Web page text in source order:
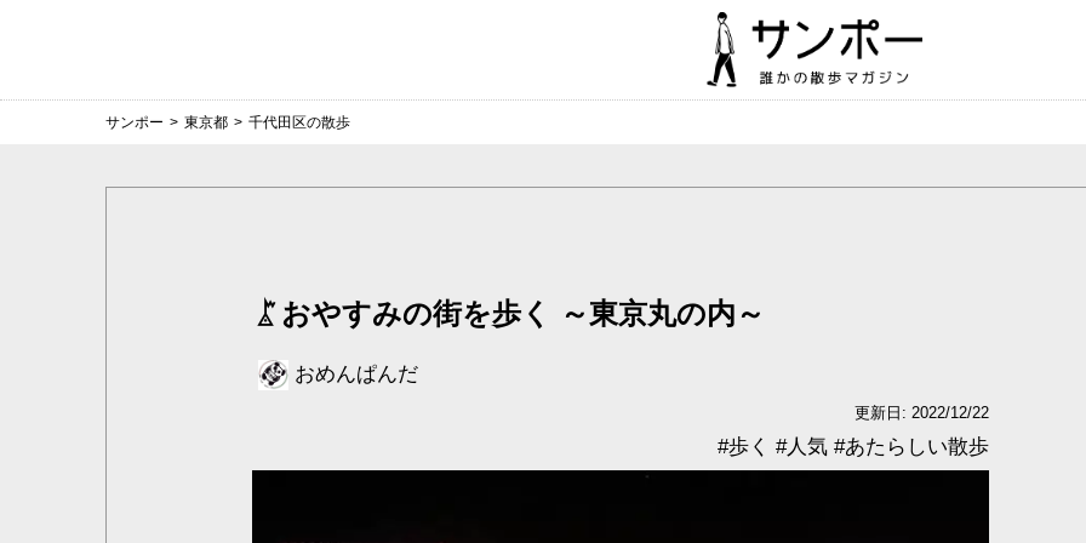
サンポー > 東京都 > 千代田区の散歩
おやすみの街を歩く ～東京丸の内～
おめんぱんだ
更新日: 2022/12/22
#あたらしい散歩
#人気
#歩く